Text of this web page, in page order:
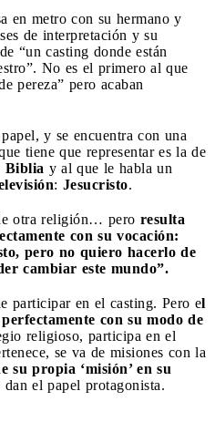
en metro con su hermano y
de interpretación y su
“un casting donde están
No es el primero al que
pereza” pero acaban
y se encuentra con una
tiene que representar es la de
Biblia y al que le habla un
: Jesucristo.
otra religión… pero resulta
con su vocación:
pero no quiero hacerlo de
cambiar este mundo”.
participar en el casting. Pero el
con su modo de
religioso, participa en el
se va de misiones con la
su propia ‘misión’ en su
dan el papel protagonista.